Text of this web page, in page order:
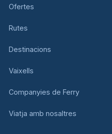
Ofertes
Rutes
Destinacions
Vaixells
Companyies de Ferry
Viatja amb nosaltres